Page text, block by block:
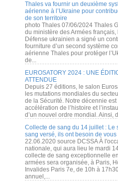
Thales va fournir un deuxième
aérienne à l’Ukraine pour
de son territoire
photo Thales 07/06/2024 Thales
du ministère des Armées
Défense ukrainien a signé un
fourniture d’un second système
aérienne Thales pour protéger
de...
EUROSATORY 2024 : UNE
ATTENDUE
Depuis 27 éditions, le salon
les mutations mondiales du
de la Sécurité. Notre décennie
accélération de l’histoire et
d’un nouvel ordre mondial. Ainsi,
Collecte de sang du 14 juillet : Le
sang versé, ils ont besoin de vous
22.06.2020 source DCSSA À
nationale, qui aura lieu le mardi
collecte de sang exceptionnelle
armées sera organisée, à Paris,
Invalides Paris 7e, de 10h à
annuel,...